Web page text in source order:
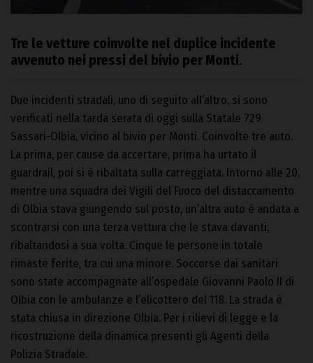
Tre le vetture coinvolte nel duplice incidente
avvenuto nei pressi del bivio per Monti.
Due incidenti stradali, uno di seguito all’altro, si sono
verificati nella tarda serata di oggi sulla Statale 729
Sassari-Olbia, vicino al bivio per Monti. Coinvolte tre auto.
La prima, per cause da accertare, prima ha urtato il
guardrail, poi si è ribaltata sulla carreggiata. Intorno alle 20,
mentre una squadra dei Vigili del Fuoco del distaccamento
di Olbia stava giungendo sul posto, un’altra auto è andata a
scontrarsi con una terza vettura che le stava davanti,
ribaltandosi a sua volta. Cinque le persone in totale
rimaste ferite, tra cui una minore. Soccorse dai sanitari
sono state accompagnate all’ospedale Giovanni Paolo II di
Olbia con le ambulanze e l’elicottero del 118. La strada è
stata chiusa in direzione Olbia. Per i rilievi di legge e la
ricostruzione della dinamica presenti gli Agenti della
Polizia Stradale.